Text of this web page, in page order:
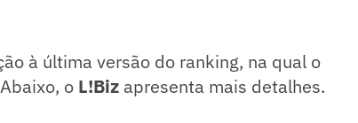
à última versão do ranking, na qual o
o L!Biz apresenta mais detalhes.